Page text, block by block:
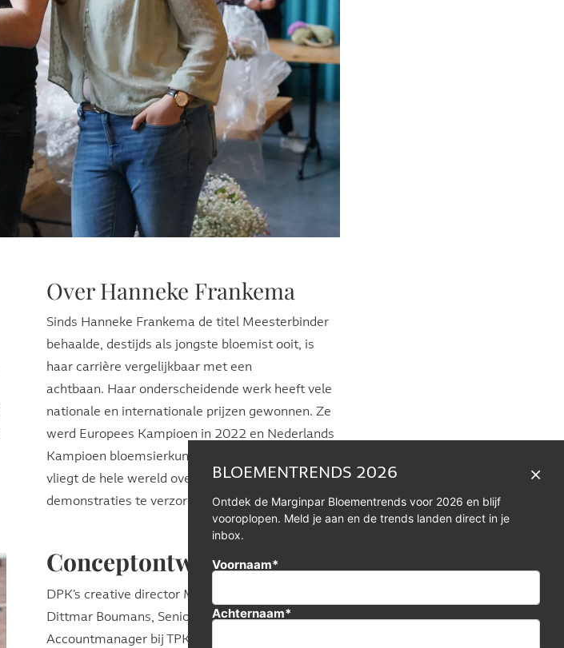
Over Hanneke Frankema
Sinds Hanneke Frankema de titel Meesterbinder
behaalde, destijds als jongste bloemist ooit, is
haar carrière vergelijkbaar met een
achtbaan. Haar onderscheidende werk heeft vele
nationale en internationale prijzen gewonnen. Ze
werd Europees Kampioen in 2022 en Nederlands
Kampioen bloemsierkunst in 2018. Hanneke
vliegt de hele wereld over om masterclasses en
demonstraties te verzorgen.
Conceptontwikkeling
DPK’s creative director Miranda ter Voorde en
Dittmar Boumans, Senior Adviseur en
Accountmanager bij TPK Media & Events, hadden
BLOEMENTRENDS 2026
Ontdek de Marginpar Bloementrends voor 2026 en blijf
vooroplopen. Meld je aan en de trends landen direct in je
inbox.
Voornaam*
Achternaam*